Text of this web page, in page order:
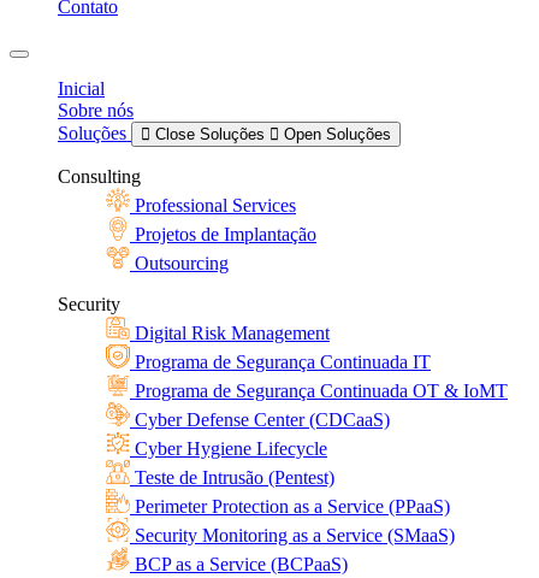
Contato
Inicial
Sobre nós
Soluções
Close Soluções Open Soluções
Consulting
Professional Services
Projetos de Implantação
Outsourcing
Security
Digital Risk Management
Programa de Segurança Continuada IT
Programa de Segurança Continuada OT & IoMT
Cyber Defense Center (CDCaaS)
Cyber Hygiene Lifecycle
Teste de Intrusão (Pentest)
Perimeter Protection as a Service (PPaaS)
Security Monitoring as a Service (SMaaS)
BCP as a Service (BCPaaS)